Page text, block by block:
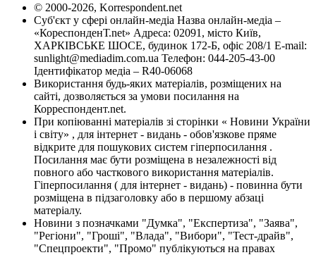
© 2000-2026, Korrespondent.net
Суб'єкт у сфері онлайн-медіа Назва онлайн-медіа –
«КореспонденТ.net» Адреса: 02091, місто Київ,
ХАРКІВСЬКЕ ШОСЕ, будинок 172-Б, офіс 208/1 E-mail:
sunlight@mediadim.com.ua Телефон: 044-205-43-00
Ідентифікатор медіа – R40-06068
Використання будь-яких матеріалів, розміщених на
сайті, дозволяється за умови посилання на
Корреспондент.net.
При копіюванні матеріалів зі сторінки « Новини України
і світу» , для інтернет - видань - обов'язкове пряме
відкрите для пошукових систем гіперпосилання .
Посилання має бути розміщена в незалежності від
повного або часткового використання матеріалів.
Гіперпосилання ( для інтернет - видань) - повинна бути
розміщена в підзаголовку або в першому абзаці
матеріалу.
Новини з позначками "Думка", "Експертиза", "Заява",
"Регіони", "Гроші", "Влада", "Вибори", "Тест-драйв",
"Спецпроекти", "Промо" публікуються на правах